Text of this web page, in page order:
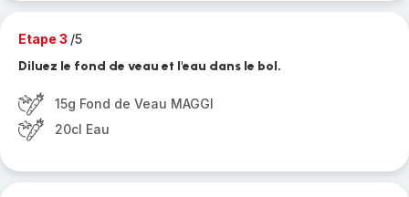
Etape 3 /5
Diluez le fond de veau et l'eau dans le bol.
15g Fond de Veau MAGGI
20cl Eau